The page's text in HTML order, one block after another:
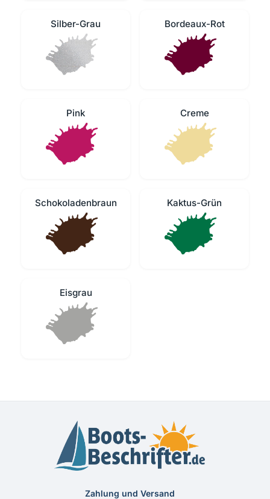
Silber-Grau Bordeaux-Rot
Pink Creme
Schokoladenbraun Kaktus-Grün
Eisgrau
Zahlung und Versand